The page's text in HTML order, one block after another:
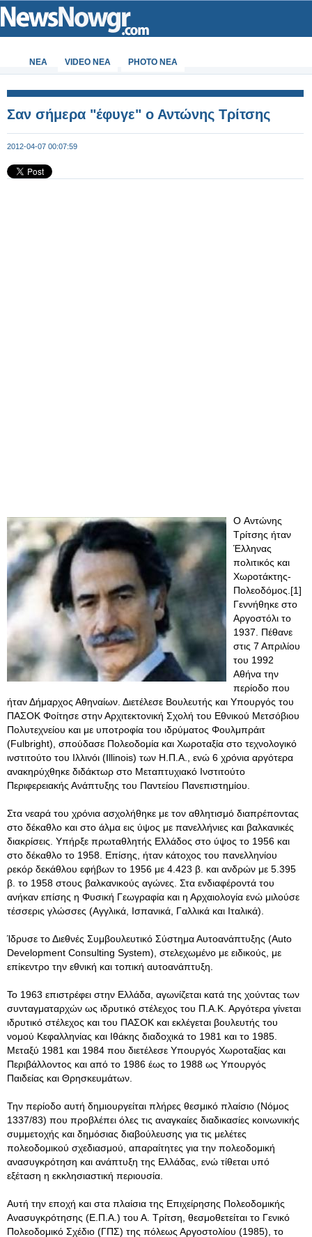
ΝΕΑ VIDEO NEA PHOTO NEA
Σαν σήμερα "έφυγε" ο Αντώνης Τρίτσης
2012-04-07 00:07:59
O Αντώνης
Τρίτσης ήταν
Έλληνας
πολιτικός και
Χωροτάκτης-
Πολεοδόμος.[1]
Γεννήθηκε στο
Αργοστόλι το
1937. Πέθανε
στις 7 Απριλίου
του 1992
Αθήνα την
περίοδο που
ήταν Δήμαρχος Αθηναίων. Διετέλεσε Βουλευτής και Υπουργός του
ΠΑΣΟΚ Φοίτησε στην Αρχιτεκτονική Σχολή του Εθνικού Μετσόβιου
Πολυτεχνείου και με υποτροφία του ιδρύματος Φουλμπράιτ
(Fulbright), σπούδασε Πολεοδομία και Χωροταξία στο τεχνολογικό
ινστιτούτο του Ιλλινόι (Illinois) των Η.Π.Α., ενώ 6 χρόνια αργότερα
ανακηρύχθηκε διδάκτωρ στο Μεταπτυχιακό Ινστιτούτο
Περιφερειακής Ανάπτυξης του Παντείου Πανεπιστημίου.
Στα νεαρά του χρόνια ασχολήθηκε με τον αθλητισμό διαπρέποντας
στο δέκαθλο και στο άλμα εις ύψος με πανελλήνιες και βαλκανικές
διακρίσεις. Υπήρξε πρωταθλητής Ελλάδος στο ύψος το 1956 και
στο δέκαθλο το 1958. Επίσης, ήταν κάτοχος του πανελληνίου
ρεκόρ δεκάθλου εφήβων το 1956 με 4.423 β. και ανδρών με 5.395
β. το 1958 στους βαλκανικούς αγώνες. Στα ενδιαφέροντά του
ανήκαν επίσης η Φυσική Γεωγραφία και η Αρχαιολογία ενώ μιλούσε
τέσσερις γλώσσες (Αγγλικά, Ισπανικά, Γαλλικά και Ιταλικά).
Ίδρυσε το Διεθνές Συμβουλευτικό Σύστημα Αυτοανάπτυξης (Auto
Development Consulting System), στελεχωμένο με ειδικούς, με
επίκεντρο την εθνική και τοπική αυτοανάπτυξη.
Το 1963 επιστρέφει στην Ελλάδα, αγωνίζεται κατά της χούντας των
συνταγματαρχών ως ιδρυτικό στέλεχος του Π.Α.Κ. Αργότερα γίνεται
ιδρυτικό στέλεχος και του ΠΑΣΟΚ και εκλέγεται βουλευτής του
νομού Κεφαλληνίας και Ιθάκης διαδοχικά το 1981 και το 1985.
Μεταξύ 1981 και 1984 που διετέλεσε Υπουργός Χωροταξίας και
Περιβάλλοντος και από το 1986 έως το 1988 ως Υπουργός
Παιδείας και Θρησκευμάτων.
Την περίοδο αυτή δημιουργείται πλήρες θεσμικό πλαίσιο (Νόμος
1337/83) που προβλέπει όλες τις αναγκαίες διαδικασίες κοινωνικής
συμμετοχής και δημόσιας διαβούλευσης για τις μελέτες
πολεοδομικού σχεδιασμού, απαραίτητες για την πολεοδομική
ανασυγκρότηση και ανάπτυξη της Ελλάδας, ενώ τίθεται υπό
εξέταση η εκκλησιαστική περιουσία.
Αυτή την εποχή και στα πλαίσια της Επιχείρησης Πολεοδομικής
Ανασυγκρότησης (Ε.Π.Α.) του Α. Τρίτση, θεσμοθετείται το Γενικό
Πολεοδομικό Σχέδιο (ΓΠΣ) της πόλεως Αργοστολίου (1985), το